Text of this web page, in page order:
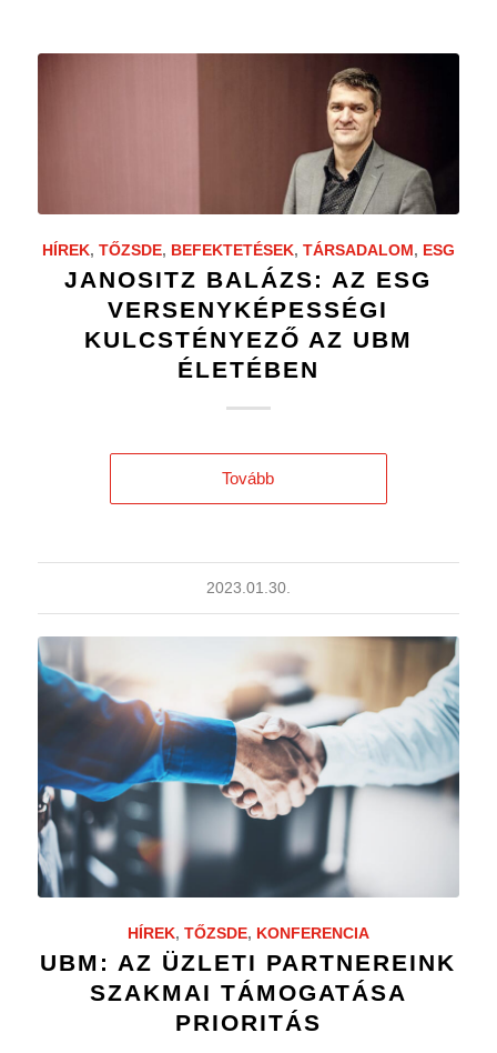
HÍREK, TŐZSDE, BEFEKTETÉSEK, TÁRSADALOM, ESG
JANOSITZ BALÁZS: AZ ESG
VERSENYKÉPESSÉGI
KULCSTÉNYEZŐ AZ UBM
ÉLETÉBEN
Tovább
2023.01.30.
HÍREK, TŐZSDE, KONFERENCIA
UBM: AZ ÜZLETI PARTNEREINK
SZAKMAI TÁMOGATÁSA
PRIORITÁS